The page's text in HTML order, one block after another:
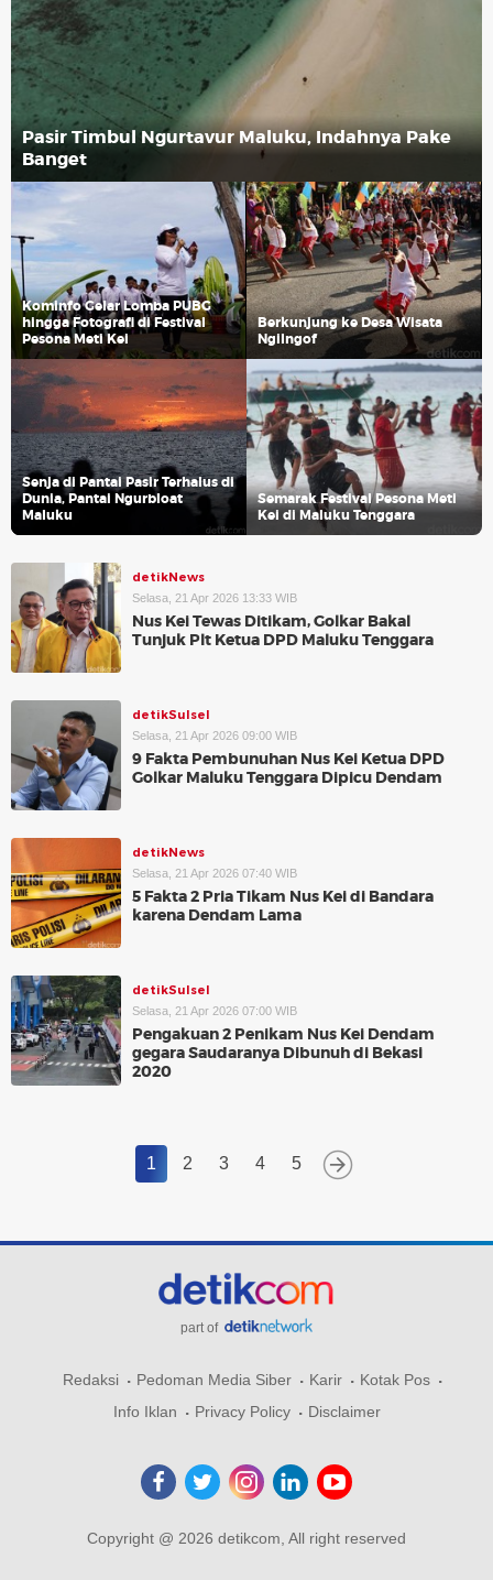
Pasir Timbul Ngurtavur Maluku, Indahnya Pake
Banget
Kominfo Gelar Lomba PUBG
hingga Fotografi di Festival
Pesona Meti Kei
Berkunjung ke Desa Wisata
Ngilngof
Senja di Pantai Pasir Terhalus di
Dunia, Pantai Ngurbloat
Maluku
Semarak Festival Pesona Meti
Kei di Maluku Tenggara
detikNews
Selasa, 21 Apr 2026 13:33 WIB
Nus Kei Tewas Ditikam, Golkar Bakal
Tunjuk Plt Ketua DPD Maluku Tenggara
detikSulsel
Selasa, 21 Apr 2026 09:00 WIB
9 Fakta Pembunuhan Nus Kei Ketua DPD
Golkar Maluku Tenggara Dipicu Dendam
detikNews
Selasa, 21 Apr 2026 07:40 WIB
5 Fakta 2 Pria Tikam Nus Kei di Bandara
karena Dendam Lama
detikSulsel
Selasa, 21 Apr 2026 07:00 WIB
Pengakuan 2 Penikam Nus Kei Dendam
gegara Saudaranya Dibunuh di Bekasi
2020
1 2 3 4 5
part of
Redaksi Pedoman Media Siber Karir
Kotak Pos
Info Iklan
Privacy Policy Disclaimer
Copyright @ 2026 detikcom, All right reserved